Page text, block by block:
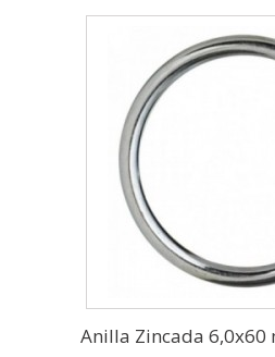
Anilla Zincada 6,0x60